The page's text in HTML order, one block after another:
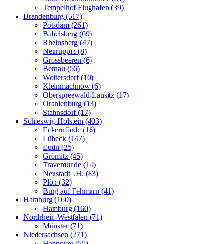
Tempelhof Flughafen (39)
Brandenburg (517)
Potsdam (261)
Babelsberg (69)
Rheinsberg (47)
Neuruppin (8)
Grossbeeren (6)
Bernau (56)
Woltersdorf (10)
Kleinmachnow (6)
Oberspreewald-Lausitz (17)
Oranienburg (13)
Stahnsdorf (17)
Schleswig-Holstein (403)
Eckernförde (16)
Lübeck (147)
Eutin (25)
Grömitz (45)
Travemünde (14)
Neustadt i.H. (83)
Plön (32)
Burg auf Fehmarn (41)
Hamburg (160)
Hamburg (160)
Nordrhein-Westfalen (71)
Münster (71)
Niedersachsen (271)